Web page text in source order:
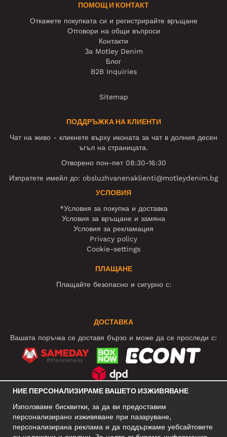
ПОМОЩ И КОНТАКТ
Откажете покупката си и регистрирайте връщане
Отговори на общи въпроси
Контакти
За Motley Denim
Блог
B2B Inquiries
Sitemap
ПОДДРЪЖКА НА КЛИЕНТИ
Чат на живо - кликнете върху иконата за чат в долния десен
ъгъл на страницата.
Отворено пон-пет 08:30-16:30
Изпратете имейл до: obsluzhvanenaklienti@motleydenim.bg
УСЛОВИЯ
*Условия за покупка и доставка
Условия за връщане и замяна
Условия за рекламация
Privacy policy
Cookie-settings
ПЛАЩАНЕ
Плащайте безопасно и сигурно с:
ДОСТАВКА
Вашата поръчка се доставя бързо и може да се проследи с:
НИЕ ПЕРСОНАЛИЗИРАМЕ ВАШЕТО ИЗЖИВЯВАНЕ
Използваме бисквитки, за да ви предоставим
персонализирано изживяване при пазаруване,
персонализирана реклама и да поддържаме уебсайтовете